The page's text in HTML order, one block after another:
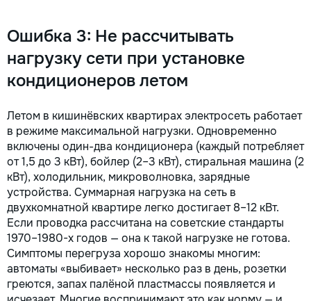
Ошибка 3: Не рассчитывать
нагрузку сети при установке
кондиционеров летом
Летом в кишинёвских квартирах электросеть работает
в режиме максимальной нагрузки. Одновременно
включены один-два кондиционера (каждый потребляет
от 1,5 до 3 кВт), бойлер (2–3 кВт), стиральная машина (2
кВт), холодильник, микроволновка, зарядные
устройства. Суммарная нагрузка на сеть в
двухкомнатной квартире легко достигает 8–12 кВт.
Если проводка рассчитана на советские стандарты
1970–1980-х годов — она к такой нагрузке не готова.
Симптомы перегруза хорошо знакомы многим:
автоматы «выбивает» несколько раз в день, розетки
греются, запах палёной пластмассы появляется и